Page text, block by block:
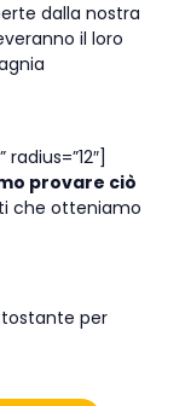
dalla nostra
il loro
provare ciò
che otteniamo
per